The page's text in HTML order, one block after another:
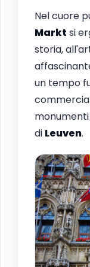
Nel cuore
Markt si
storia,
un tempo
di Leuven.